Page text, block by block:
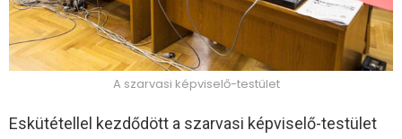
A szarvasi képviselő-testület
Eskütétellel kezdődött a szarvasi képviselő-testület